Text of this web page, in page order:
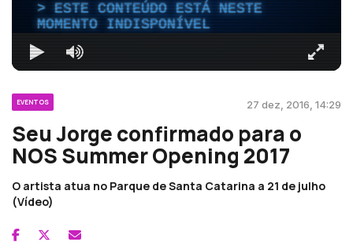
ESTE CONTEÚDO ESTÁ NESTE
MOMENTO INDISPONÍVEL
EVENTOS 27 dez, 2016, 14:29
Seu Jorge confirmado para o
NOS Summer Opening 2017
O artista atua no Parque de Santa Catarina a 21 de julho
(Vídeo)